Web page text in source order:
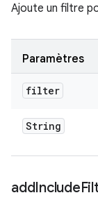
Ajoute un filtre
Paramètres
filter
String
addInclude